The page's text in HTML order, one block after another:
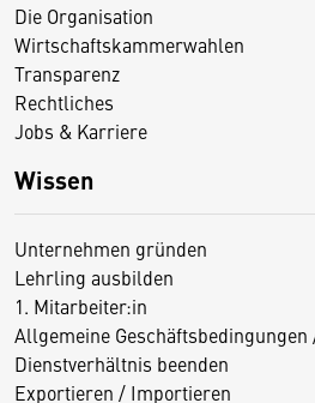
Die Organisation
Wirtschaftskammerwahlen
Transparenz
Rechtliches
Jobs & Karriere
Wissen
Unternehmen gründen
Lehrling ausbilden
1. Mitarbeiter:in
Allgemeine Geschäftsbedingungen
Dienstverhältnis beenden
Exportieren / Importieren